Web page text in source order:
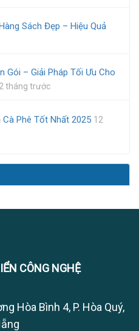
Sách Đẹp – Hiệu Quả
Gói – Giải Pháp Tối Ưu Cho
tháng trước
Cà Phê Tốt Nhất 2025 12
CÔNG NGHỆ
Hòa Bình 4, P. Hòa Quý,